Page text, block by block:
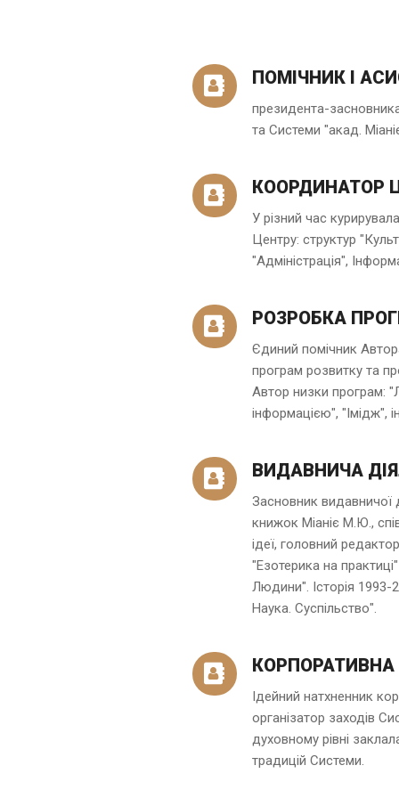
ПОМІЧНИК І
президента-
та Системи "акад.
КООРДИНАТОР
У різний час
Центру: структур
"Адміністрація",
РОЗРОБКА
Єдиний помічник
програм розвитку та
Автор низки програм:
інформацією", "Імідж",
ВИДАВНИЧА
Засновник видавничої
книжок Міаніє М.Ю.,
ідеї, головний
"Езотерика на
Людини". Історія 1993-
Наука. Суспільство".
КОРПОРАТИВНА
Ідейний натхненник
організатор заходів
духовному рівні
традицій Системи.